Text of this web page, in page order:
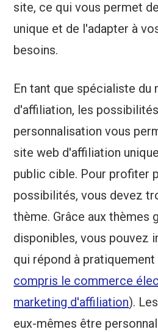
site, ce qui vous permet
unique et de l'adapter à
besoins.
En tant que spécialiste du
d'affiliation, les
personnalisation vous
site web d'affiliation
public cible. Pour profiter
possibilités, vous devez
thème. Grâce aux thèmes
disponibles, vous pouvez
qui répond à
compris le commerce
marketing d'affiliation).
eux-mêmes être